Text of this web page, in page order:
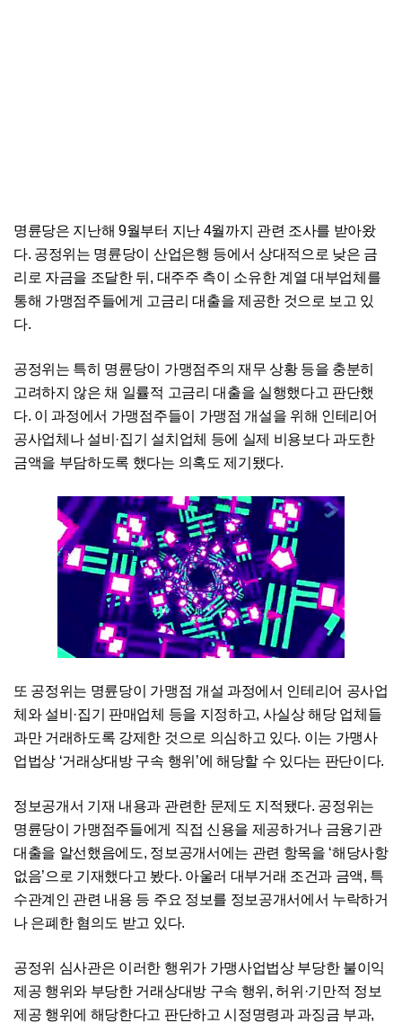
명륜당은 지난해 9월부터 지난 4월까지 관련 조사를 받아왔
다. 공정위는 명륜당이 산업은행 등에서 상대적으로 낮은 금
리로 자금을 조달한 뒤, 대주주 측이 소유한 계열 대부업체를
통해 가맹점주들에게 고금리 대출을 제공한 것으로 보고 있
다.
공정위는 특히 명륜당이 가맹점주의 재무 상황 등을 충분히
고려하지 않은 채 일률적 고금리 대출을 실행했다고 판단했
다. 이 과정에서 가맹점주들이 가맹점 개설을 위해 인테리어
공사업체나 설비·집기 설치업체 등에 실제 비용보다 과도한
금액을 부담하도록 했다는 의혹도 제기됐다.
또 공정위는 명륜당이 가맹점 개설 과정에서 인테리어 공사업
체와 설비·집기 판매업체 등을 지정하고, 사실상 해당 업체들
과만 거래하도록 강제한 것으로 의심하고 있다. 이는 가맹사
업법상 ‘거래상대방 구속 행위’에 해당할 수 있다는 판단이다.
정보공개서 기재 내용과 관련한 문제도 지적됐다. 공정위는
명륜당이 가맹점주들에게 직접 신용을 제공하거나 금융기관
대출을 알선했음에도, 정보공개서에는 관련 항목을 ‘해당사항
없음’으로 기재했다고 봤다. 아울러 대부거래 조건과 금액, 특
수관계인 관련 내용 등 주요 정보를 정보공개서에서 누락하거
나 은폐한 혐의도 받고 있다.
공정위 심사관은 이러한 행위가 가맹사업법상 부당한 불이익
제공 행위와 부당한 거래상대방 구속 행위, 허위·기만적 정보
제공 행위에 해당한다고 판단하고 시정명령과 과징금 부과,